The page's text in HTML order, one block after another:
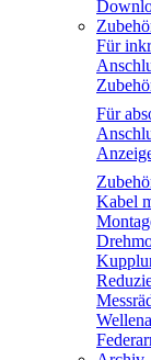
Für
Für
Kabel